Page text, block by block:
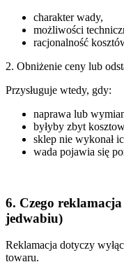
charakter wady,
możliwości
racjonalność
2. Obniżenie ceny lub
Przysługuje wtedy, gdy:
naprawa lub
byłyby zbyt
sklep nie wykonał
wada pojawia się
6. Czego
jedwabiu)
Reklamacja dotyczy
towaru.